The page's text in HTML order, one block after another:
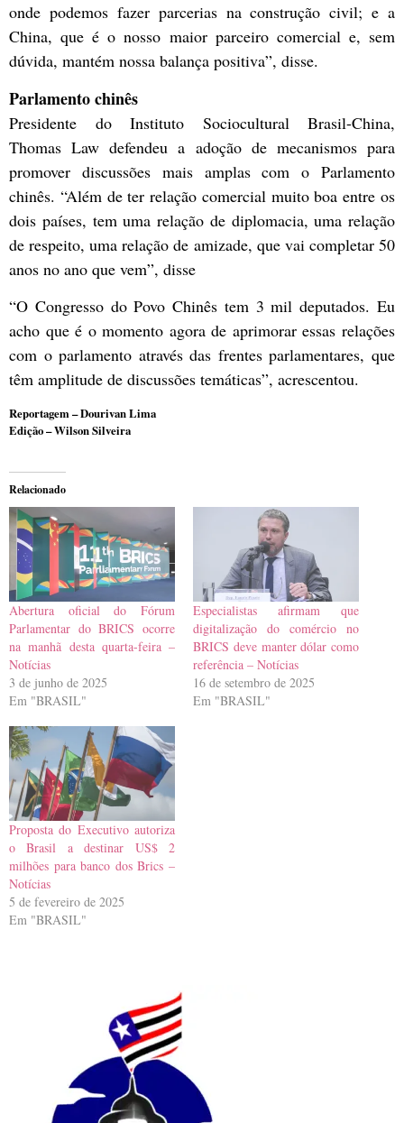
onde podemos fazer parcerias na construção civil; e a
China, que é o nosso maior parceiro comercial e, sem
dúvida, mantém nossa balança positiva”, disse.
Parlamento chinês
Presidente do Instituto Sociocultural Brasil-China,
Thomas Law defendeu a adoção de mecanismos para
promover discussões mais amplas com o Parlamento
chinês. “Além de ter relação comercial muito boa entre os
dois países, tem uma relação de diplomacia, uma relação
de respeito, uma relação de amizade, que vai completar 50
anos no ano que vem”, disse
“O Congresso do Povo Chinês tem 3 mil deputados. Eu
acho que é o momento agora de aprimorar essas relações
com o parlamento através das frentes parlamentares, que
têm amplitude de discussões temáticas”, acrescentou.
Reportagem – Dourivan Lima
Edição – Wilson Silveira
Relacionado
Abertura oficial do Fórum
Parlamentar do BRICS ocorre
na manhã desta quarta-feira –
Notícias
3 de junho de 2025
Em "BRASIL"
Especialistas afirmam que
digitalização do comércio no
BRICS deve manter dólar como
referência – Notícias
16 de setembro de 2025
Em "BRASIL"
Proposta do Executivo autoriza
o Brasil a destinar US$ 2
milhões para banco dos Brics –
Notícias
5 de fevereiro de 2025
Em "BRASIL"